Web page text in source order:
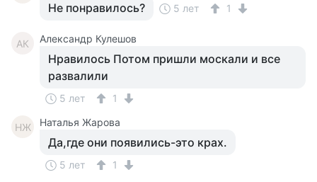
Не понравилось? 5 лет 1
АК Александр Кулешов
Нравилось Потом пришли москали и все
развалили
5 лет 1
НЖ Наталья Жарова
Да,где они появились-это крах.
5 лет 1